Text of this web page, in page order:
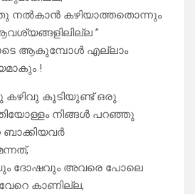
നൽകാൻ കഴിയാത്തതൊന്നും
”
ആകുമ്പോൾ എല്ലാം
!
കഴിവു കൂടിയുണ്ട് ഒരു
നിങ്ങൾ പറഞ്ഞു
ദോഷവും അവരെ പോലെ
കാണില്ല,